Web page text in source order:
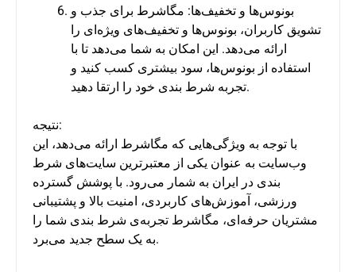
بونوس‌ها و تخفیف‌ها: مگاشرط برای جذب و
تشویق کاربران، بونوس‌ها و تخفیف‌های ویژه‌ای را
ارائه می‌دهد. این امکان به شما می‌دهد تا با
استفاده از بونوس‌ها، سود بیشتری کسب کنید و
تجربه شرط بندی خود را ارتقا دهید.
نتیجه:
با توجه به ویژگی‌هایی که مگاشرط ارائه می‌دهد، این
وب‌سایت به عنوان یکی از معتبرترین سایت‌های شرط
بندی در ایران به شمار می‌رود. با پوشش گسترده
ورزشی، آموزش‌های کاربردی، امنیت بالا و پشتیبانی
مشتریان حرفه‌ای، مگاشرط تجربه‌ی شرط بندی شما را
به یک سطح جدید می‌برد.